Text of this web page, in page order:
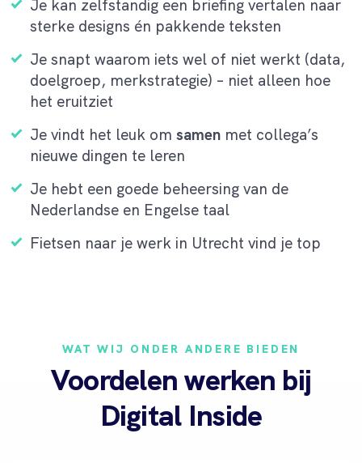
Je kan zelfstandig een briefing vertalen naar
sterke designs én pakkende teksten
Je snapt waarom iets wel of niet werkt (data,
doelgroep, merkstrategie) – niet alleen hoe
het eruitziet
Je vindt het leuk om samen met collega’s
nieuwe dingen te leren
Je hebt een goede beheersing van de
Nederlandse en Engelse taal
Fietsen naar je werk in Utrecht vind je top
WAT WIJ ONDER ANDERE BIEDEN
Voordelen werken bij
Digital Inside